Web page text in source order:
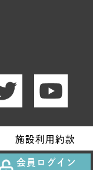
施設利用約款
会員ログイン